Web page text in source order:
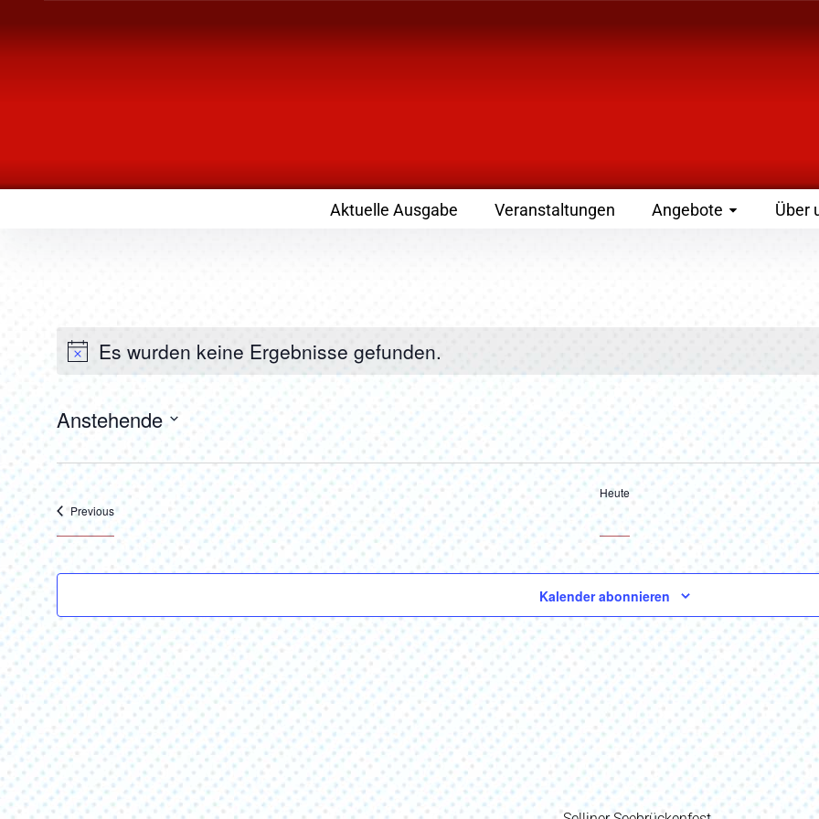
Landknirpse – Die Zeitschrift für Leute
Aktuelle Ausgabe Veranstaltungen Angebote Über
Es wurden keine Ergebnisse gefunden.
Anstehende
Select
date.
PreviousVeranstaltungen
Heute
Kalender abonnieren